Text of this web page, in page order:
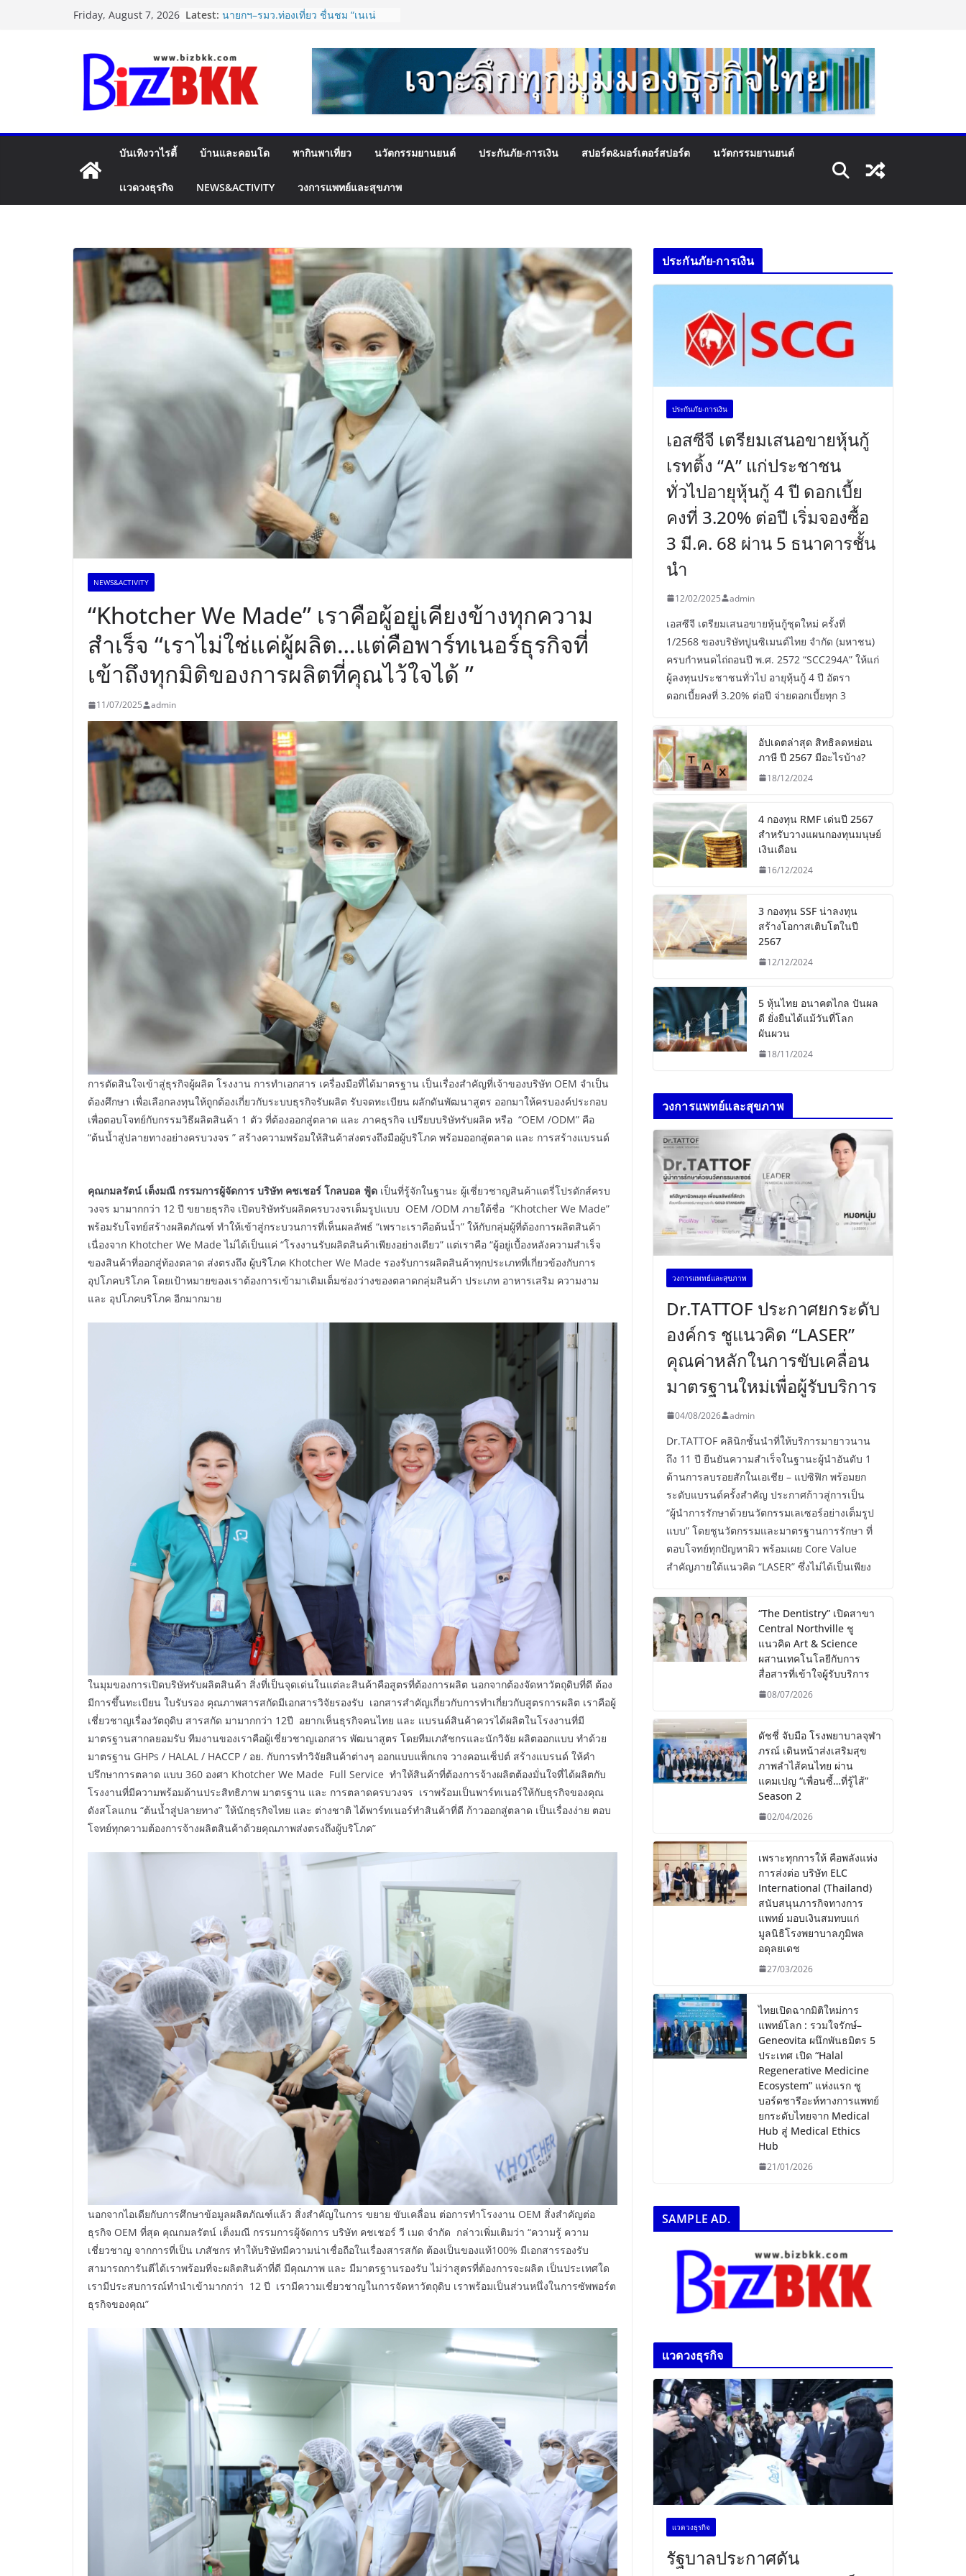
Friday, August 7, 2026 Latest: ไซลุน ไทยแลนด์ ชูนวัตกรรมยาง EV นำ
2026
นายกฯ–รมว.ท่องเที่ยว ชื่นชม “เนเน่
รอยัล” หลังสร้างชื่อเสียงประเทศไทยบน
เวที America’s Got Talent พร้อมส่ง
แนวคิด “LASER” คุณค่าหลักในการขับ
เคลื่อน มาตรฐานใหม่เพื่อผู้รับบริการ
การค้ายาสูบไทย หนุนโครงสร้างอัตรา
คุ้มครองสูงสุด 50,000 บาท ตอบโจทย์
สินค้ามูลค่าสูง
บันเทิงวาไรตี้ บ้านและคอนโด พากินพาเที่ยว นวัตกรรมยานยนต์ ประกันภัย-การเงิน สปอร์ต&มอร์เตอร์สปอร์ต นวัตกรรมยานยนต์
เเวดวงธุรกิจ NEWS&ACTIVITY วงการแพทย์และสุขภาพ
NEWS&ACTIVITY
“Khotcher We Made” เราคือผู้อยู่เคียงข้างทุกความ
สำเร็จ “เราไม่ใช่แค่ผู้ผลิต…แต่คือพาร์ทเนอร์ธุรกิจที่
เข้าถึงทุกมิติของการผลิตที่คุณไว้ใจได้ ”
11/07/2025 admin
การตัดสินใจเข้าสู่ธุรกิจผู้ผลิต โรงงาน การทำเอกสาร เครื่องมือที่ได้มาตรฐาน เป็นเรื่องสำคัญที่เจ้าของบริษัท OEM จำเป็น
ต้องศึกษา เพื่อเลือกลงทุนให้ถูกต้องเกี่ยวกับระบบธุรกิจรับผลิต รับจดทะเบียน ผลักดันพัฒนาสูตร ออกมาให้ครบองค์ประกอบ
เพื่อตอบโจทย์กับกรรมวิธีผลิตสินค้า 1 ตัว ที่ต้องออกสู่ตลาด และ ภาคธุรกิจ เปรียบบริษัทรับผลิต หรือ “OEM /ODM” คือ
“ต้นน้ำสู่ปลายทางอย่างครบวงจร ” สร้างความพร้อมให้สินค้าส่งตรงถึงมือผู้บริโภค พร้อมออกสู่ตลาด และ การสร้างแบรนด์
คุณกมลรัตน์ เต็งมณี กรรมการผู้จัดการ บริษัท คชเชอร์ โกลบอล ฟู้ด เป็นที่รู้จักในฐานะ ผู้เชี่ยวชาญสินค้าแดรี่โปรดักส์ครบ
วงจร มามากกว่า 12 ปี ขยายธุรกิจ เปิดบริษัทรับผลิตครบวงจรเต็มรูปแบบ OEM /ODM ภายใต้ชื่อ “Khotcher We Made”
พร้อมรับโจทย์สร้างผลิตภัณฑ์ ทำให้เข้าสู่กระบวนการที่เห็นผลลัพธ์ “เพราะเราคือต้นน้ำ” ให้กับกลุ่มผู้ที่ต้องการผลิตสินค้า
เนื่องจาก Khotcher We Made ไม่ได้เป็นแค่ “โรงงานรับผลิตสินค้าเพียงอย่างเดียว” แต่เราคือ “ผู้อยู่เบื้องหลังความสำเร็จ
ของสินค้าที่ออกสู่ท้องตลาด ส่งตรงถึง ผู้บริโภค Khotcher We Made รองรับการผลิตสินค้าทุกประเภทที่เกี่ยวข้องกับการ
อุปโภคบริโภค โดยเป้าหมายของเราต้องการเข้ามาเติมเต็มช่องว่างของตลาดกลุ่มสินค้า ประเภท อาหารเสริม ความงาม
และ อุปโภคบริโภค อีกมากมาย
ในมุมของการเปิดบริษัทรับผลิตสินค้า สิ่งที่เป็นจุดเด่นในแต่ละสินค้าคือสูตรที่ต้องการผลิต นอกจากต้องจัดหาวัตถุดิบที่ดี ต้อง
มีการขึ้นทะเบียน ใบรับรอง คุณภาพสารสกัดมีเอกสารวิจัยรองรับ เอกสารสำคัญเกี่ยวกับการทำเกี่ยวกับสูตรการผลิต เราคือผู้
เชี่ยวชาญเรื่องวัตถุดิบ สารสกัด มามากกว่า 12ปี อยากเห็นธุรกิจคนไทย และ แบรนด์สินค้าควรได้ผลิตในโรงงานที่มี
มาตรฐานสากลยอมรับ ทีมงานของเราคือผู้เชี่ยวชาญเอกสาร พัฒนาสูตร โดยทีมเภสัชกรและนักวิจัย ผลิตออกแบบ ทำด้วย
มาตรฐาน GHPs / HALAL / HACCP / อย. กับการทำวิจัยสินค้าต่างๆ ออกแบบแพ็กเกจ วางคอนเซ็ปต์ สร้างแบรนด์ ให้คำ
ปรึกษาการตลาด แบบ 360 องศา Khotcher We Made Full Service ทำให้สินค้าที่ต้องการจ้างผลิตต้องมั่นใจที่ได้ผลิตกับ
โรงงานที่มีความพร้อมด้านประสิทธิภาพ มาตรฐาน และ การตลาดครบวงจร เราพร้อมเป็นพาร์ทเนอร์ให้กับธุรกิจของคุณ
ดังสโลแกน “ต้นน้ำสู่ปลายทาง” ให้นักธุรกิจไทย และ ต่างชาติ ได้พาร์ทเนอร์ทำสินค้าที่ดี ก้าวออกสู่ตลาด เป็นเรื่องง่าย ตอบ
โจทย์ทุกความต้องการจ้างผลิตสินค้าด้วยคุณภาพส่งตรงถึงผู้บริโภค”
นอกจากไอเดียกับการศึกษาข้อมูลผลิตภัณฑ์แล้ว สิ่งสำคัญในการ ขยาย ขับเคลื่อน ต่อการทำโรงงาน OEM สิ่งสำคัญต่อ
ธุรกิจ OEM ที่สุด คุณกมลรัตน์ เต็งมณี กรรมการผู้จัดการ บริษัท คชเชอร์ วี เมด จำกัด กล่าวเพิ่มเติมว่า “ความรู้ ความ
เชี่ยวชาญ จากการที่เป็น เภสัชกร ทำให้บริษัทมีความน่าเชื่อถือในเรื่องสารสกัด ต้องเป็นของแท้100% มีเอกสารรองรับ
สามารถการันตีได้เราพร้อมที่จะผลิตสินค้าที่ดี มีคุณภาพ และ มีมาตรฐานรองรับ ไม่ว่าสูตรที่ต้องการจะผลิต เป็นประเทศใด
เรามีประสบการณ์ทำนำเข้ามากกว่า 12 ปี เรามีความเชี่ยวชาญในการจัดหาวัตถุดิบ เราพร้อมเป็นส่วนหนึ่งในการซัพพอร์ต
ธุรกิจของคุณ”
ประกันภัย-การเงิน
ประกันภัย-การเงิน
เอสซีจี เตรียมเสนอขายหุ้นกู้
เรทติ้ง “A” แก่ประชาชน
ทั่วไปอายุหุ้นกู้ 4 ปี ดอกเบี้ย
คงที่ 3.20% ต่อปี เริ่มจองซื้อ
3 มี.ค. 68 ผ่าน 5 ธนาคารชั้น
นำ
12/02/2025 admin
เอสซีจี เตรียมเสนอขายหุ้นกู้ชุดใหม่ ครั้งที่
1/2568 ของบริษัทปูนซิเมนต์ไทย จำกัด (มหาชน)
ครบกำหนดไถ่ถอนปี พ.ศ. 2572 “SCC294A” ให้แก่
ผู้ลงทุนประชาชนทั่วไป อายุหุ้นกู้ 4 ปี อัตรา
ดอกเบี้ยคงที่ 3.20% ต่อปี จ่ายดอกเบี้ยทุก 3
อัปเดตล่าสุด สิทธิลดหย่อน
ภาษี ปี 2567 มีอะไรบ้าง?
18/12/2024
4 กองทุน RMF เด่นปี 2567
สำหรับวางแผนกองทุนมนุษย์
เงินเดือน
16/12/2024
3 กองทุน SSF น่าลงทุน
สร้างโอกาสเติบโตในปี
2567
12/12/2024
5 หุ้นไทย อนาคตไกล ปันผล
ดี ยั่งยืนได้แม้วันที่โลก
ผันผวน
18/11/2024
วงการแพทย์และสุขภาพ
วงการแพทย์และสุขภาพ
Dr.TATTOF ประกาศยกระดับ
องค์กร ชูแนวคิด “LASER”
คุณค่าหลักในการขับเคลื่อน
มาตรฐานใหม่เพื่อผู้รับบริการ
04/08/2026 admin
Dr.TATTOF คลินิกชั้นนำที่ให้บริการมายาวนาน
ถึง 11 ปี ยืนยันความสำเร็จในฐานะผู้นำอันดับ 1
ด้านการลบรอยสักในเอเชีย – แปซิฟิก พร้อมยก
ระดับแบรนด์ครั้งสำคัญ ประกาศก้าวสู่การเป็น
“ผู้นำการรักษาด้วยนวัตกรรมเลเซอร์อย่างเต็มรูป
แบบ” โดยชูนวัตกรรมและมาตรฐานการรักษา ที่
ตอบโจทย์ทุกปัญหาผิว พร้อมเผย Core Value
สำคัญภายใต้แนวคิด “LASER” ซึ่งไม่ได้เป็นเพียง
“The Dentistry” เปิดสาขา
Central Northville ชู
แนวคิด Art & Science
ผสานเทคโนโลยีกับการ
สื่อสารที่เข้าใจผู้รับบริการ
08/07/2026
ดัชชี่ จับมือ โรงพยาบาลจุฬา
ภรณ์ เดินหน้าส่งเสริมสุข
ภาพลำไส้คนไทย ผ่าน
แคมเปญ “เพื่อนซี้…ที่รู้ไส้”
Season 2
02/04/2026
เพราะทุกการให้ คือพลังแห่ง
การส่งต่อ บริษัท ELC
International (Thailand)
สนับสนุนภารกิจทางการ
แพทย์ มอบเงินสมทบแก่
มูลนิธิโรงพยาบาลภูมิพล
อดุลยเดช
27/03/2026
ไทยเปิดฉากมิติใหม่การ
แพทย์โลก : รวมใจรักษ์–
Geneovita ผนึกพันธมิตร 5
ประเทศ เปิด “Halal
Regenerative Medicine
Ecosystem” แห่งแรก ชู
บอร์ดชารีอะห์ทางการแพทย์
ยกระดับไทยจาก Medical
Hub สู่ Medical Ethics
Hub
21/01/2026
SAMPLE AD.
เเวดวงธุรกิจ
เเวดวงธุรกิจ
รัฐบาลประกาศดัน